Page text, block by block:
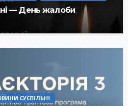
— День жалоби
СУСПІЛЬНІ